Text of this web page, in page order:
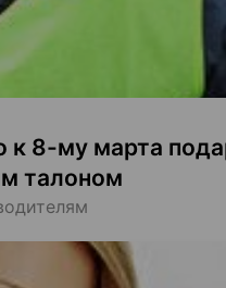
к 8-му марта
талоном